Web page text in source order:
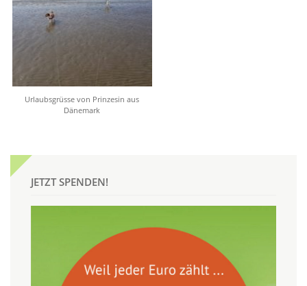
Urlaubsgrüsse von Prinzesin aus
Dänemark
JETZT SPENDEN!